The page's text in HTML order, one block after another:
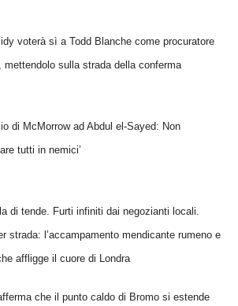
voterà sì a Todd Blanche come procuratore
mettendolo sulla strada della conferma
di McMorrow ad Abdul el-Sayed: Non
tutti in nemici’
di tende. Furti infiniti dai negozianti locali.
strada: l’accampamento mendicante rumeno e
affligge il cuore di Londra
che il punto caldo di Bromo si estende